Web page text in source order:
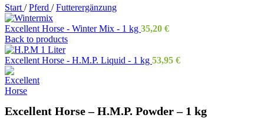
Start / Pferd / Futterergänzung
Excellent Horse - Winter Mix - 1 kg 35,20 €
Back to products
Excellent Horse - H.M.P. Liquid - 1 kg 53,95 €
Excellent Horse – H.M.P. Powder – 1 kg